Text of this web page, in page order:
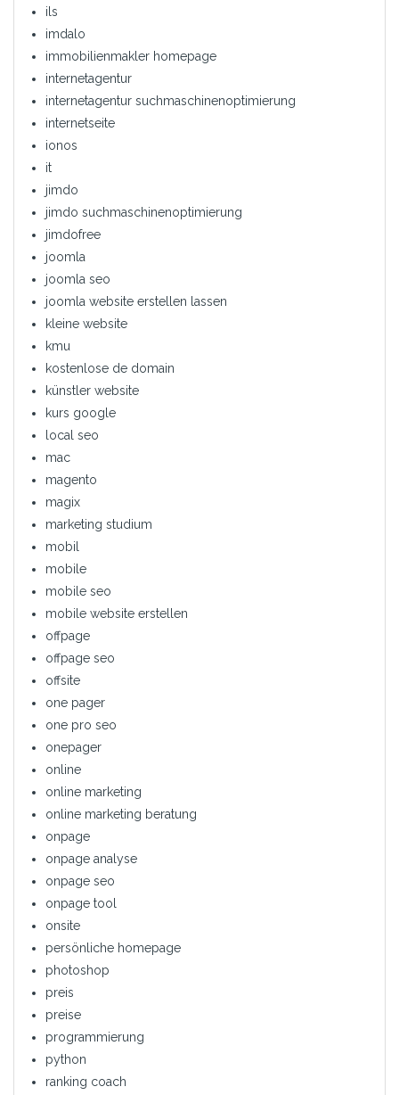
ils
imdalo
immobilienmakler homepage
internetagentur
internetagentur suchmaschinenoptimierung
internetseite
ionos
it
jimdo
jimdo suchmaschinenoptimierung
jimdofree
joomla
joomla seo
joomla website erstellen lassen
kleine website
kmu
kostenlose de domain
künstler website
kurs google
local seo
mac
magento
magix
marketing studium
mobil
mobile
mobile seo
mobile website erstellen
offpage
offpage seo
offsite
one pager
one pro seo
onepager
online
online marketing
online marketing beratung
onpage
onpage analyse
onpage seo
onpage tool
onsite
persönliche homepage
photoshop
preis
preise
programmierung
python
ranking coach